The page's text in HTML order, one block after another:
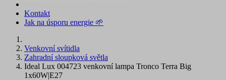
Kontakt
Jak na úsporu energie 🌱
Venkovní svítidla
Zahradní sloupková světla
Ideal Lux 004723 venkovní lampa Tronco Terra Big
1x60W|E27